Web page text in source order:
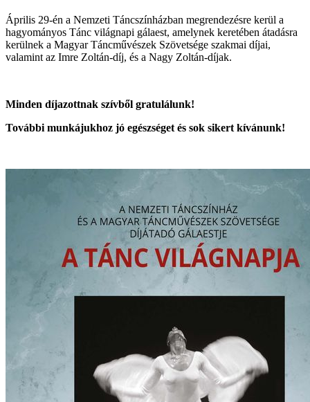
Április 29-én a Nemzeti Táncszínházban megrendezésre kerül a
hagyományos Tánc világnapi gálaest, amelynek keretében átadásra
kerülnek a Magyar Táncművészek Szövetsége szakmai díjai,
valamint az Imre Zoltán-díj, és a Nagy Zoltán-díjak.
Minden díjazottnak szívből gratulálunk!
További munkájukhoz jó egészséget és sok sikert kívánunk!